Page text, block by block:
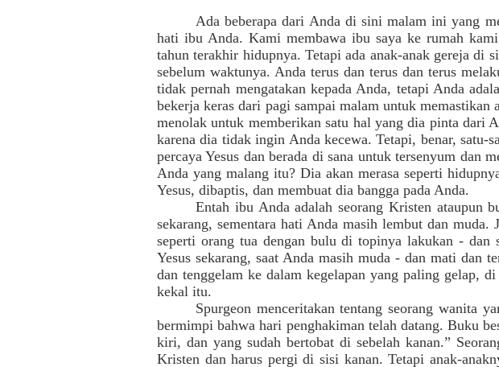
Ada beberapa dari Anda di sini malam ini yang
hati ibu Anda. Kami membawa ibu saya ke rumah
tahun terakhir hidupnya. Tetapi ada anak-anak gereja di
sebelum waktunya. Anda terus dan terus dan terus
tidak pernah mengatakan kepada Anda, tetapi Anda
bekerja keras dari pagi sampai malam untuk
menolak untuk memberikan satu hal yang dia pinta dari
karena dia tidak ingin Anda kecewa. Tetapi, benar,
percaya Yesus dan berada di sana untuk tersenyum dan
Anda yang malang itu? Dia akan merasa seperti
Yesus, dibaptis, dan membuat dia bangga pada Anda.
Entah ibu Anda adalah seorang Kristen ataupun
sekarang, sementara hati Anda masih lembut dan
seperti orang tua dengan bulu di topinya lakukan -
Yesus sekarang, saat Anda masih muda - dan mati
dan tenggelam ke dalam kegelapan yang paling gelap,
kekal itu.
Spurgeon menceritakan tentang seorang wanita
bermimpi bahwa hari penghakiman telah datang. Buku
kiri, dan yang sudah bertobat di sebelah kanan.”
Kristen dan harus pergi di sisi kanan. Tetapi anak-